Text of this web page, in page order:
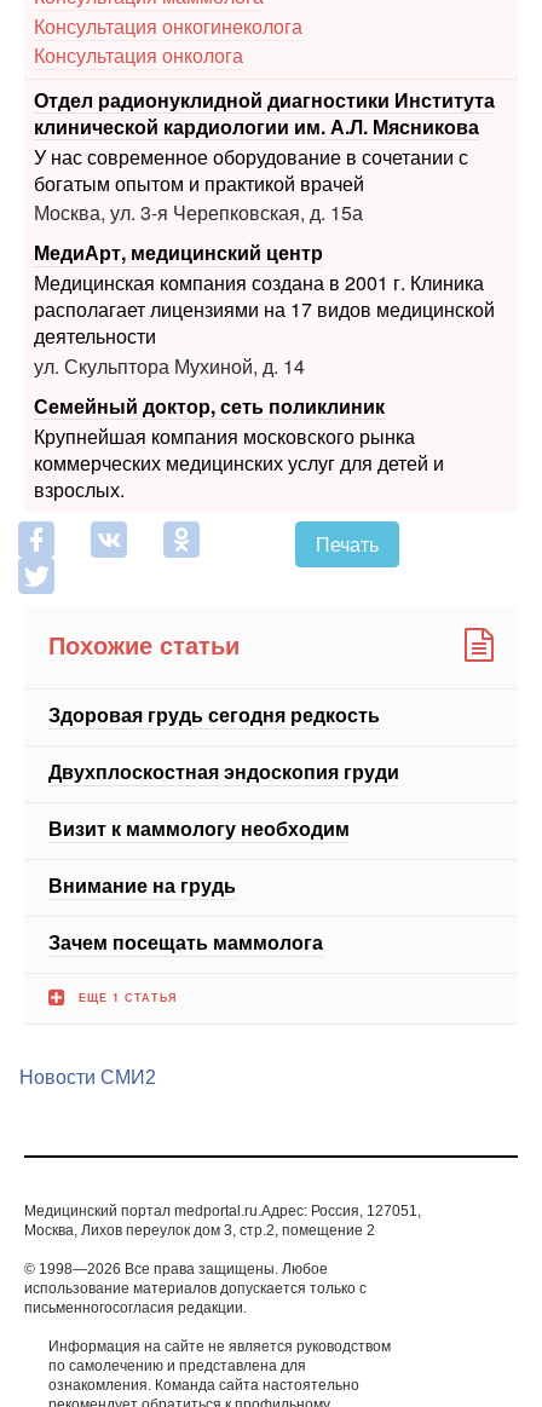
Отдел радионуклидной диагностики Института
клинической кардиологии им. А.Л. Мясникова
богатым опытом и практикой врачей
Москва, ул. 3-я Черепковская, д. 15а
МедиАрт, медицинский центр
Медицинская компания создана в 2001 г. Клиника
располагает лицензиями на 17 видов медицинской
деятельности
ул. Скульптора Мухиной, д. 14
Семейный доктор, сеть поликлиник
Крупнейшая компания московского рынка
взрослых.
Печать
Похожие статьи
Здоровая грудь сегодня редкость
Новости СМИ2
Москва, Лихов переулок дом 3, стр.2, помещение 2
использование материалов допускается только с
письменногосогласия редакции.
Информация на сайте не является руководством
по самолечению и представлена для
ознакомления. Команда сайта настоятельно
специалисту при подозрении какого-либо
заболевания.
ИМЕЮТСЯ ПРОТИВОПОКАЗАНИЯ. НЕОБХОДИМА